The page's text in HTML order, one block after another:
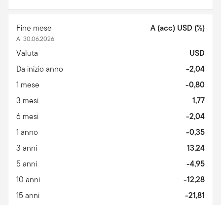
Fine mese
Al 30.06.2026
A (acc) USD (%)
Valuta
USD
Da inizio anno
-2,04
1 mese
-0,80
3 mesi
1,77
6 mesi
-2,04
1 anno
-0,35
3 anni
13,24
5 anni
-4,95
10 anni
-12,28
15 anni
-21,81